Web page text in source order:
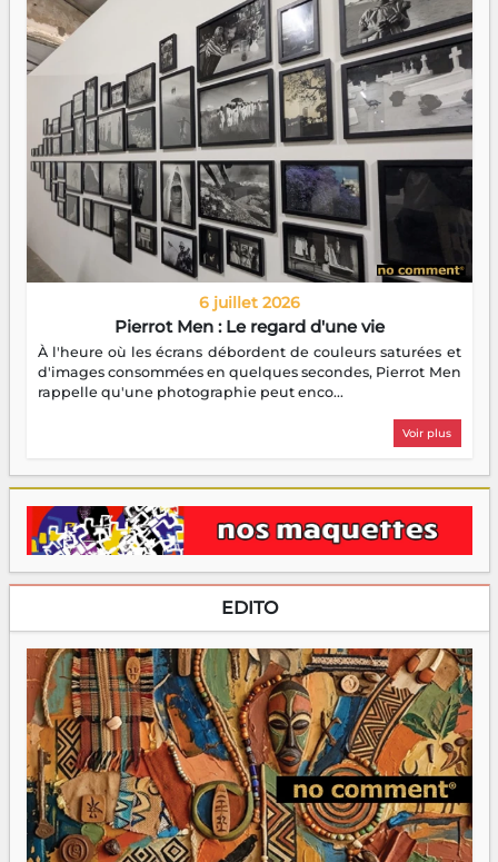
6 juillet 2026
Pierrot Men : Le regard d'une vie
À l'heure où les écrans débordent de couleurs saturées et
d'images consommées en quelques secondes, Pierrot Men
rappelle qu'une photographie peut enco...
Voir plus
EDITO